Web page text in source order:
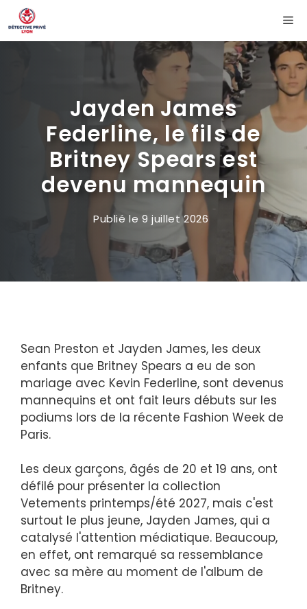
Aller
au
contenu
Jayden James
Federline, le fils de
Britney Spears est
devenu mannequin
Publié le9 juillet 2026
Sean Preston et Jayden James, les deux
enfants que Britney Spears a eu de son
mariage avec Kevin Federline, sont devenus
mannequins et ont fait leurs débuts sur les
podiums lors de la récente Fashion Week de
Paris.
Les deux garçons, âgés de 20 et 19 ans, ont
défilé pour présenter la collection
Vetements printemps/été 2027, mais c'est
surtout le plus jeune, Jayden James, qui a
catalysé l'attention médiatique. Beaucoup,
en effet, ont remarqué sa ressemblance
avec sa mère au moment de l'album de
Britney.